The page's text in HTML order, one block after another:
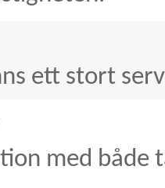
ett stort
med både